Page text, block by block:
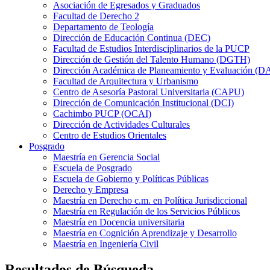
Asociación de Egresados y Graduados
Facultad de Derecho 2
Departamento de Teología
Dirección de Educación Continua (DEC)
Facultad de Estudios Interdisciplinarios de la PUCP
Dirección de Gestión del Talento Humano (DGTH)
Dirección Académica de Planeamiento y Evaluación
Facultad de Arquitectura y Urbanismo
Centro de Asesoría Pastoral Universitaria (CAPU)
Dirección de Comunicación Institucional (DCI)
Cachimbo PUCP (OCAI)
Dirección de Actividades Culturales
Centro de Estudios Orientales
Posgrado
Maestría en Gerencia Social
Escuela de Posgrado
Escuela de Gobierno y Políticas Públicas
Derecho y Empresa
Maestría en Derecho c.m. en Política Jurisdiccional
Maestría en Regulación de los Servicios Públicos
Maestría en Docencia universitaria
Maestría en Cognición Aprendizaje y Desarrollo
Maestría en Ingeniería Civil